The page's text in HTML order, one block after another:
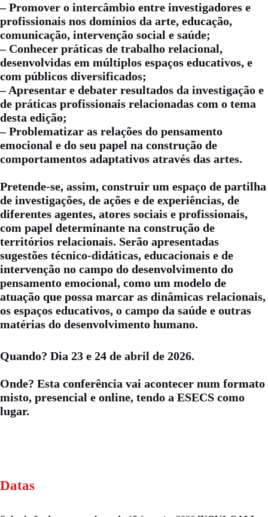
– Promover o intercâmbio entre investigadores e
profissionais nos domínios da arte, educação,
comunicação, intervenção social e saúde;
– Conhecer práticas de trabalho relacional,
desenvolvidas em múltiplos espaços educativos, e
com públicos diversificados;
– Apresentar e debater resultados da investigação e
de práticas profissionais relacionadas com o tema
desta edição;
– Problematizar as relações do pensamento
emocional e do seu papel na construção de
comportamentos adaptativos através das artes.
Pretende-se, assim, construir um espaço de partilha
de investigações, de ações e de experiências, de
diferentes agentes, atores sociais e profissionais,
com papel determinante na construção de
territórios relacionais. Serão apresentadas
sugestões técnico-didáticas, educacionais e de
intervenção no campo do desenvolvimento do
pensamento emocional, como um modelo de
atuação que possa marcar as dinâmicas relacionais,
os espaços educativos, o campo da saúde e outras
matérias do desenvolvimento humano.
Quando? Dia 23 e 24 de abril de 2026.
Onde? Esta conferência vai acontecer num formato
misto, presencial e online, tendo a ESECS como
lugar.
Datas